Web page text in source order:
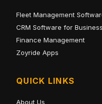
Fleet Management
CRM Software for Business
Finance Management
Zoyride Apps
QUICK LINKS
About Us